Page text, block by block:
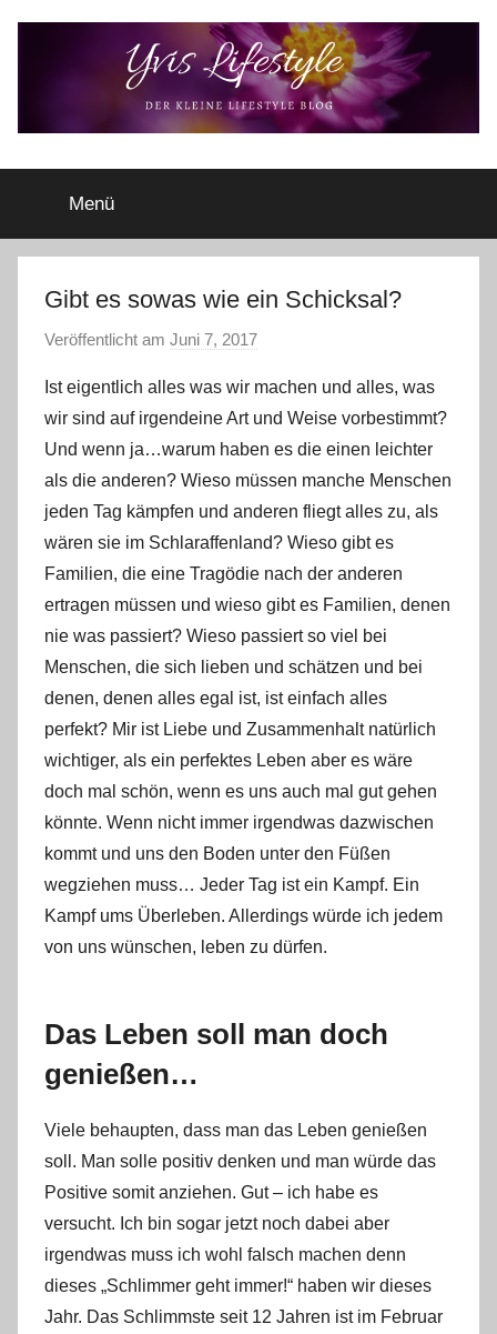
Yvis
Lifestyle
Lifestyle
Blog
–
Lifestyle,
Produkttests
vieles
mehr
Menü
Gibt es sowas wie ein Schicksal?
Veröffentlicht am Juni 7, 2017
n
Y
v
o
n
n
e
Ist eigentlich alles was wir machen und alles, was
wir sind auf irgendeine Art und Weise vorbestimmt?
Und wenn ja…warum haben es die einen leichter
als die anderen? Wieso müssen manche Menschen
jeden Tag kämpfen und anderen fliegt alles zu, als
wären sie im Schlaraffenland? Wieso gibt es
Familien, die eine Tragödie nach der anderen
ertragen müssen und wieso gibt es Familien, denen
nie was passiert? Wieso passiert so viel bei
Menschen, die sich lieben und schätzen und bei
denen, denen alles egal ist, ist einfach alles
perfekt? Mir ist Liebe und Zusammenhalt natürlich
wichtiger, als ein perfektes Leben aber es wäre
doch mal schön, wenn es uns auch mal gut gehen
könnte. Wenn nicht immer irgendwas dazwischen
kommt und uns den Boden unter den Füßen
wegziehen muss… Jeder Tag ist ein Kampf. Ein
Kampf ums Überleben. Allerdings würde ich jedem
von uns wünschen, leben zu dürfen.
Das Leben soll man doch
genießen…
Viele behaupten, dass man das Leben genießen
soll. Man solle positiv denken und man würde das
Positive somit anziehen. Gut – ich habe es
versucht. Ich bin sogar jetzt noch dabei aber
irgendwas muss ich wohl falsch machen denn
dieses „Schlimmer geht immer!“ haben wir dieses
Jahr. Das Schlimmste seit 12 Jahren ist im Februar